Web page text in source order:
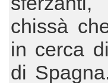
chissà
in cerca
di